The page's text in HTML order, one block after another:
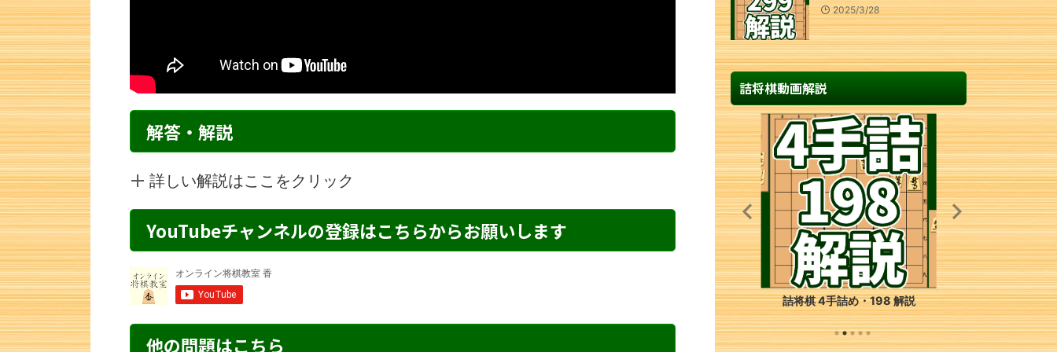
解答・解説
詳しい解説はここをクリック
YouTubeチャンネルの登録はこちらからお願いします
他の問題はこちら
2025/3/28
詰将棋動画解説
詰将棋 4手詰め・180 解説 詰将棋 7手詰め・62 解説 詰将